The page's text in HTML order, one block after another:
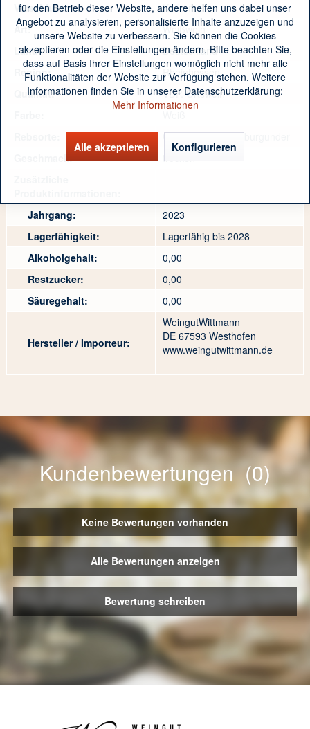
Verschluss:
Korken
Art:
Weißwein
Land:
Deutschland
Region:
Rheinhessen
Qualität:
VDP. Ortswein
Chardonnay, Weißburgunder
Geschmack:
trocken
Jahrgang:
2023
Lagerfähigkeit:
Lagerfähig bis 2028
Alkoholgehalt:
0,00
Restzucker:
0,00
Säuregehalt:
0,00
Hersteller / Importeur:
WeingutWittmann
DE 67593 Westhofen
www.weingutwittmann.de
Kundenbewertungen (0)
Keine Bewertungen vorhanden
Alle Bewertungen anzeigen
Bewertung schreiben
für den Betrieb dieser Website, andere helfen uns dabei unser
Angebot zu analysieren, personalisierte Inhalte anzuzeigen und
unsere Website zu verbessern. Sie können die Cookies
akzeptieren oder die Einstellungen ändern. Bitte beachten Sie,
dass auf Basis Ihrer Einstellungen womöglich nicht mehr alle
Funktionalitäten der Website zur Verfügung stehen. Weitere
Informationen finden Sie in unserer Datenschutzerklärung:
Mehr Informationen
Alle akzeptieren Konfigurieren